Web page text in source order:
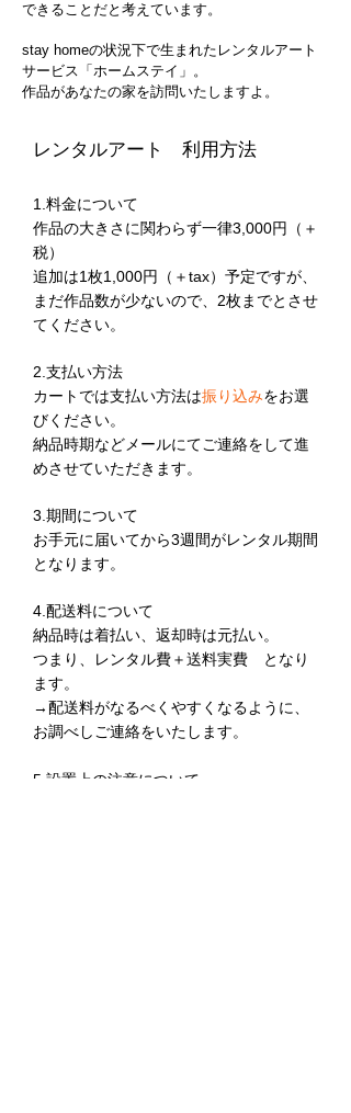
できることだと考えています。
stay homeの状況下で生まれたレンタルアート
サービス「ホームステイ」。
作品があなたの家を訪問いたしますよ。
レンタルアート 利用方法
1.料金について​
作品の大きさに関わらず一律3,000円（＋
税）
追加は1枚1,000円（＋tax）予定ですが、
まだ作品数が少ないので、2枚までとさせ
てください。
2.支払い方法
カートでは支払い方法は振り込みをお選
びください。
納品時期などメールにてご連絡をして進
めさせていただきます。
3.期間について
お手元に届いてから3週間がレンタル期間
となります。
4.配送料について
納品時は着払い、返却時は元払い。
つまり、レンタル費＋送料実費 となり
ます。
​→配送料がなるべくやすくなるように、
お調べしご連絡をいたします。
5.設置上の注意について